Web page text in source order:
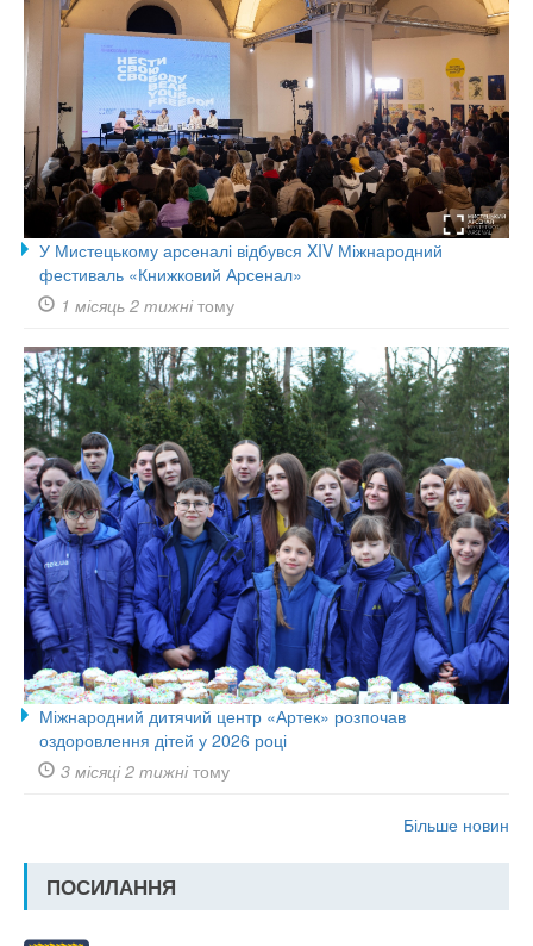
У Мистецькому арсеналі відбувся XIV Міжнародний
фестиваль «Книжковий Арсенал»
1 місяць 2 тижнітому
Міжнародний дитячий центр «Артек» розпочав
оздоровлення дітей у 2026 році
3 місяці 2 тижнітому
Більше новин
ПОСИЛАННЯ